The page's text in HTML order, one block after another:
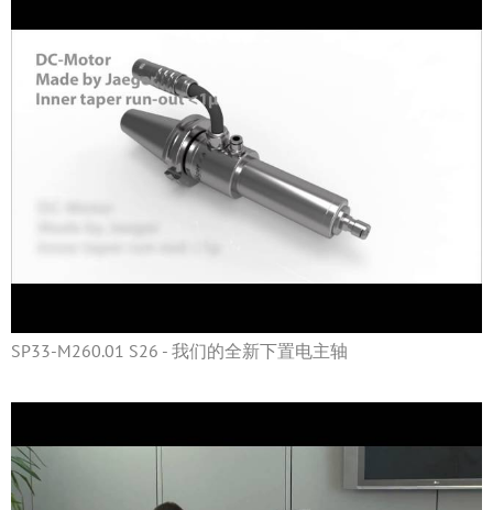
SP33-M260.01 S26 - 我们的全新下置电主轴